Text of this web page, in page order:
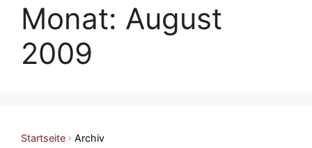
Monat: August
2009
Startseite › Archiv